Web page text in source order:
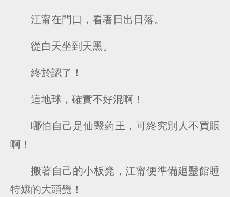
江甯在門口，看著日出日落。
從白天坐到天黑。
終於認了！
這地球，確實不好混啊！
哪怕自己是仙毉葯王，可終究別人不買賬
啊！
搬著自己的小板凳，江甯便準備廻毉館睡
特孃的大頭覺！